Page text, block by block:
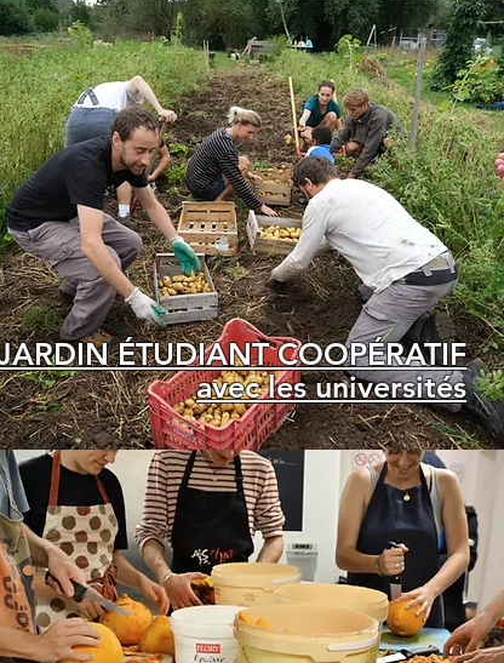
ÉTUDIANT COOPÉRATIF
avec les universités